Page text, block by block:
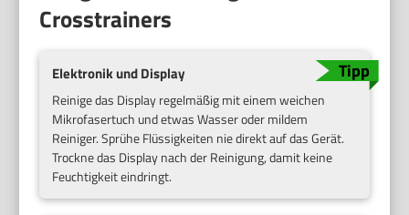
Crosstrainers
Elektronik und Display
Reinige das Display regelmäßig mit einem weichen
Mikrofasertuch und etwas Wasser oder mildem
Reiniger. Sprühe Flüssigkeiten nie direkt auf das Gerät.
Trockne das Display nach der Reinigung, damit keine
Feuchtigkeit eindringt.